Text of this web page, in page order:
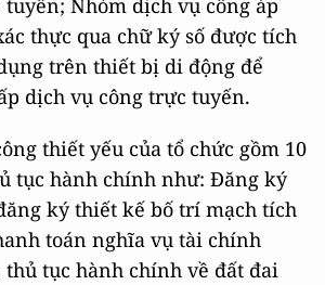
thực qua chữ ký số được tích
trên thiết bị di động để
dịch vụ công trực tuyến.
thiết yếu của tổ chức gồm 10
tục hành chính như: Đăng ký
ký thiết kế bố trí mạch tích
toán nghĩa vụ tài chính
tục hành chính về đất đai